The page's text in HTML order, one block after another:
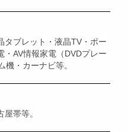
タブレット・液晶TV・ポー
・AV情報家電（DVDプレー
機・カーナビ等。
帯等。